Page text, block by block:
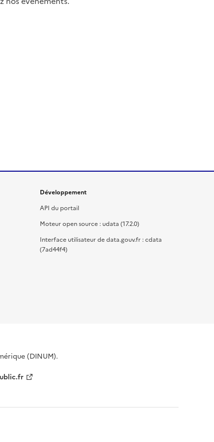
Développement
API du portail
Moteur open source : udata (17.2.0)
Interface utilisateur de data.gouv.fr : cdata
(7ad44f4)
(DINUM).